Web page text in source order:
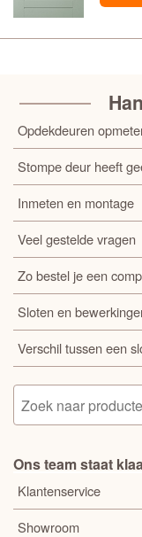
Opdekdeuren
Stompe deur heeft
Inmeten en montage
Veel gestelde vragen
Zo bestel je een
Sloten en
Verschil tussen een
Ons team staat
Klantenservice
Showroom